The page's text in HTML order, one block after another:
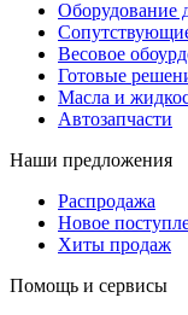
Оборудование
Весовое
Готовые
Масла и
Автозапчасти
Наши предложения
Распродажа
Новое
Хиты продаж
Помощь и сервисы